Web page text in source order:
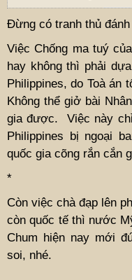
Đừng có tranh thủ
Việc Chống ma tuý
hay không thì phải
Philippines, do Toà án
Không thể giở bài
gia được. Việc này
Philippines bị ngoại
quốc gia cõng rắn cắn
*
Còn việc chà đạp lên
còn quốc tế thì nước
Chum hiện nay mới
soi, nhé.